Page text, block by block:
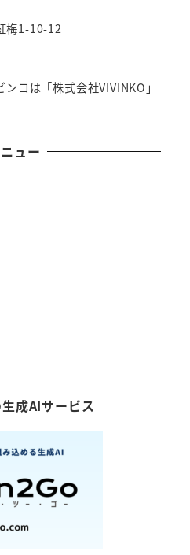
梅1-10-12
コは「株式会社VIVINKO」
ュー
成AIサービス